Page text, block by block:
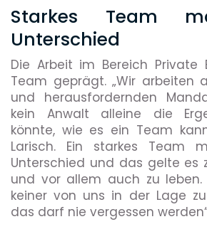
Starkes Team
Unterschied
Die Arbeit im Bereich Private
Team geprägt. „Wir arbeiten
und herausfordernden
kein Anwalt alleine die
könnte, wie es ein Team
Larisch. Ein starkes Team
Unterschied und das gelte es
und vor allem auch zu leben.
keiner von uns in der Lage
das darf nie vergessen